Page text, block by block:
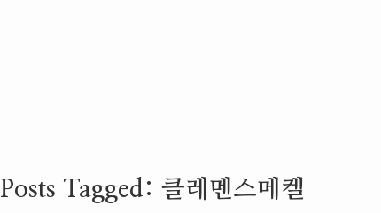
Posts Tagged: 클레멘스메켈